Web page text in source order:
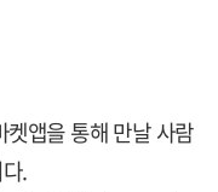
켓앱을 통해 만날 사람
.